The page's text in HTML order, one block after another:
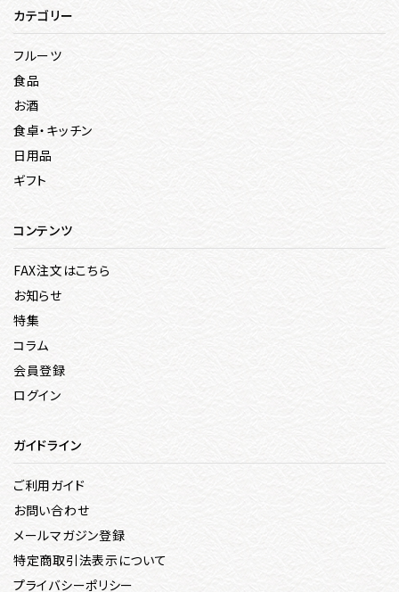
カテゴリー
フルーツ
食品
お酒
食卓・キッチン
日用品
ギフト
コンテンツ
FAX注文はこちら
お知らせ
特集
コラム
会員登録
ログイン
ガイドライン
ご利用ガイド
お問い合わせ
メールマガジン登録
特定商取引法表示について
プライバシーポリシー